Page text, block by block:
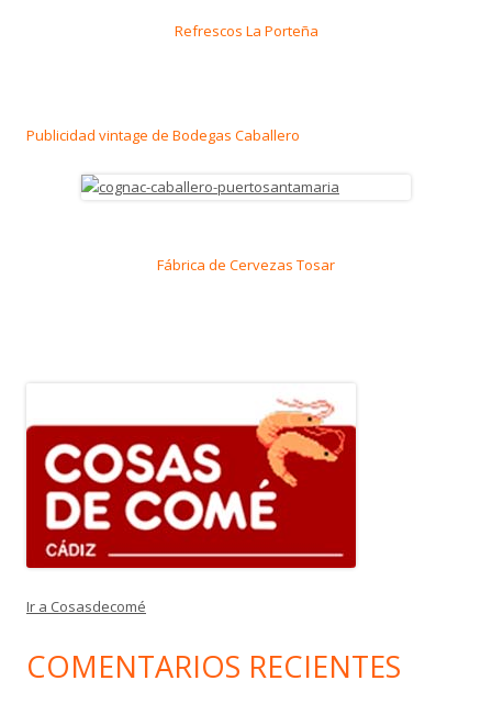
Refrescos La Porteña
Publicidad vintage de Bodegas Caballero
Fábrica de Cervezas Tosar
Ir a Cosasdecomé
COMENTARIOS RECIENTES